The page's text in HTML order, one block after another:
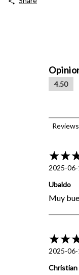
4.50
2025-
Ubaldo
Muy
2025-
Christian